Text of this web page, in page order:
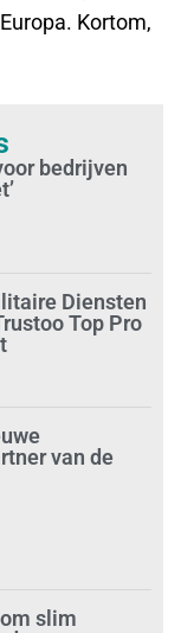
Kortom,
bedrijven
Diensten
Top Pro
van de
slim